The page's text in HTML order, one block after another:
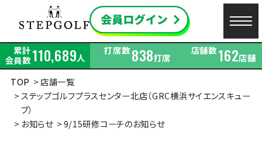
累計
会員数110,689人
打席数838打席
店舗数162店舗
TOP
店舗一覧
ステップゴルフプラスセンター北店（GRC横浜サイエンスキュー
ブ）
お知らせ
9/15研修コーチのお知らせ